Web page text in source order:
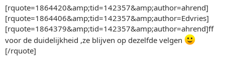
[rquote=1864420&amp;tid=142357&amp;author=ahrend]
[rquote=1864406&amp;tid=142357&amp;author=Edvries]
[rquote=1864379&amp;tid=142357&amp;author=ahrend]ff
voor de duidelijkheid ,ze blijven op dezelfde velgen
[/rquote]